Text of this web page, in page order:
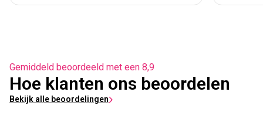
Gemiddeld beoordeeld met een 8,9
Hoe klanten ons beoordelen
Bekijk alle beoordelingen